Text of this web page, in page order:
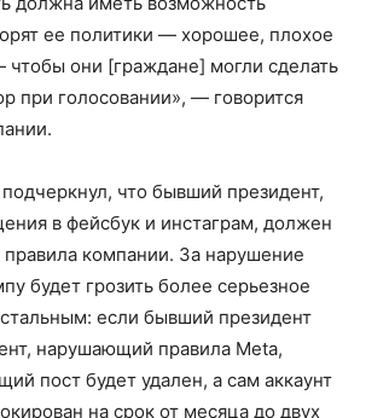
ее политики — хорошее, плохое
чтобы они [граждане] могли сделать
при голосовании», — говорится
что бывший президент,
в фейсбук и инстаграм, должен
правила компании. За нарушение
будет грозить более серьезное
если бывший президент
нарушающий правила Meta,
пост будет удален, а сам аккаунт
на срок от месяца до двух